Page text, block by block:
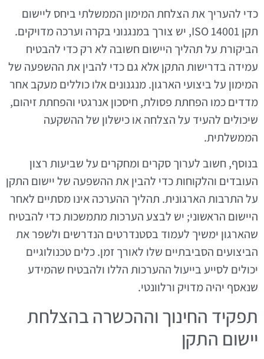
כדי להעריך את הצלחת המימון הממשלתי ביחס ליישום
תקן ISO 14001, יש צורך במנגנוני בקרה וערכה מדויקים.
הביקורת על תהליך היישום חשובה לא רק כדי להבטיח
עמידה בדרישות התקן אלא גם כדי להבין את ההשפעה של
המימון על ביצועי הארגון. מנגנונים אלו כוללים מעקב אחר
מדדים כמו הפחתת פסולת, חיסכון אנרגטי והפחתת זיהום,
שיכולים להעיד על הצלחה או כישלון של ההשקעה
הממשלתית.
בנוסף, חשוב לערוך סקרים ומחקרים על שביעות רצון
העובדים והלקוחות כדי להבין את ההשפעה של יישום התקן
על התרבות הארגונית. תהליך ההערכה אינו מסתיים לאחר
היישום הראשוני; יש לבצע הערכות מתמשכות כדי להבטיח
שהארגון ימשיך לעמוד בסטנדרטים הנדרשים ולשפר את
הביצועים הסביבתיים שלו לאורך זמן. כלים טכנולוגיים
יכולים לסייע בייעול ההערכות הללו ולהבטיח שהמידע
שנאסף יהיה מדויק ורלוונטי.
תפקיד החינוך וההכשרה בהצלחת
יישום התקן